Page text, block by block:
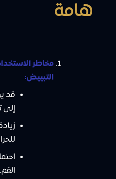
هامة
مخاطر
التبييض:
قد
إلى
الفم.